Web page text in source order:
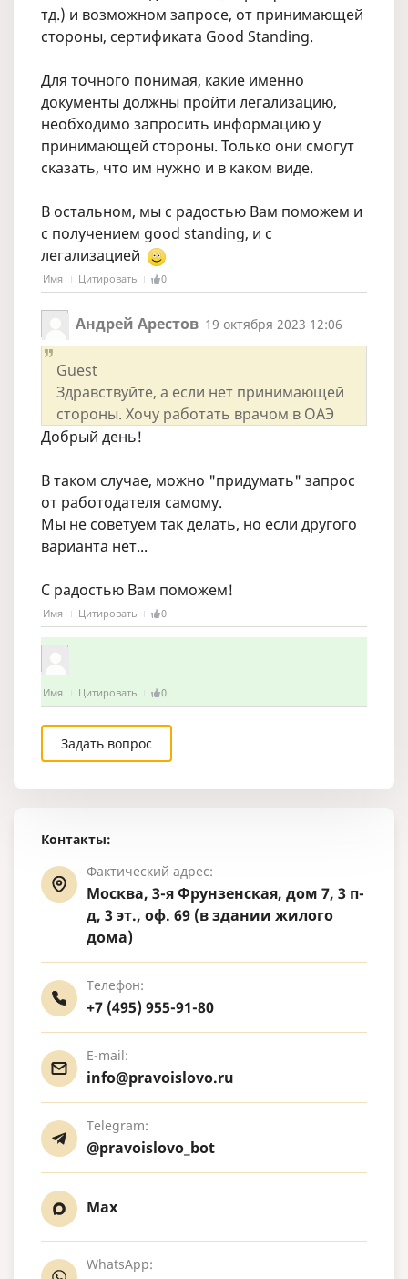
Контакты:
Фактический адрес:
Москва, 3-я Фрунзенская, дом 7, 3 п-
д, 3 эт., оф. 69 (в здании жилого
дома)
Телефон:
+7 (495) 955-91-80
E-mail:
info@pravoislovo.ru
Telegram:
@pravoislovo_bot
Max
WhatsApp:
тд.) и возможном запросе, от принимающей
стороны, сертификата Good Standing.
Для точного понимая, какие именно
документы должны пройти легализацию,
необходимо запросить информацию у
принимающей стороны. Только они смогут
сказать, что им нужно и в каком виде.
В остальном, мы с радостью Вам поможем и
с получением good standing, и с
легализацией
Имя Цитировать 0
Андрей Арестов 19 октября 2023 12:06
Guest
Здравствуйте, а если нет принимающей
стороны. Хочу работать врачом в ОАЭ
Добрый день!
В таком случае, можно "придумать" запрос
от работодателя самому.
Мы не советуем так делать, но если другого
варианта нет...
С радостью Вам поможем!
Имя Цитировать 0
Имя Цитировать 0
Задать вопрос